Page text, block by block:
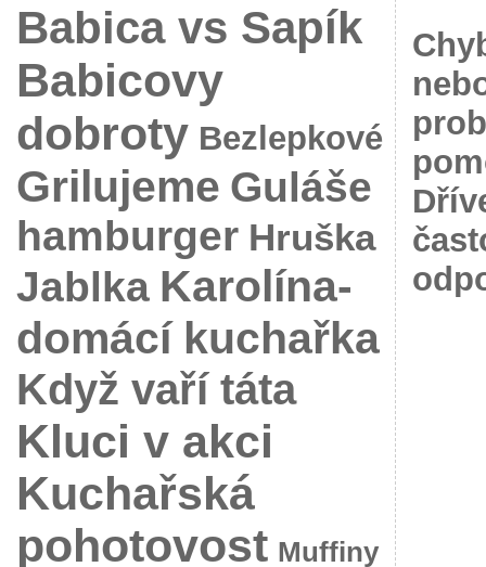
Babica vs Sapík
Babicovy
dobroty Bezlepkové
Grilujeme Guláše
hamburger Hruška
Jablka Karolína-
domácí kuchařka
Když vaří táta
Kluci v akci
Kuchařská
pohotovost Muffiny